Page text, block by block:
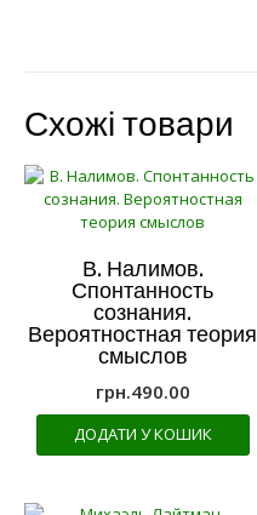
Схожі товари
В. Налимов.
Спонтанность
сознания.
Вероятностная теория
смыслов
грн.490.00
ДОДАТИ У КОШИК